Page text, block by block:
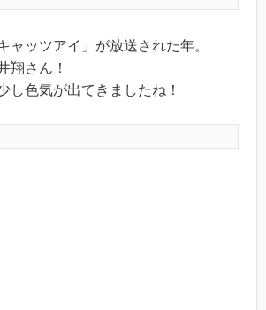
ャッツアイ」が放送された年。
翔さん！
し色気が出てきましたね！